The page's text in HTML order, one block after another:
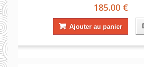
185.00 €
Ajouter au panier